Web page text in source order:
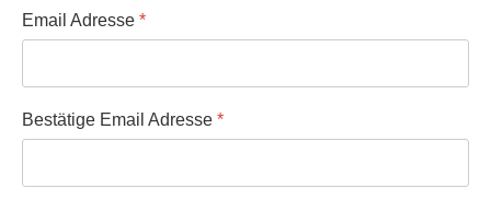
Email Adresse *
Bestätige Email Adresse *